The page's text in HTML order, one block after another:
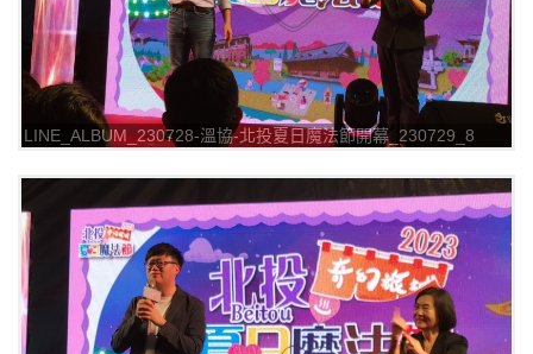
LINE_ALBUM_230728-溫協-北投夏日魔法節開幕_230729_8